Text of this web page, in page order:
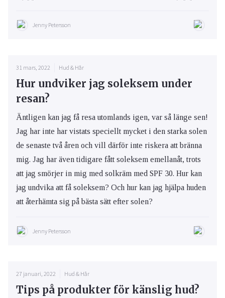
Jenny Petersson
31 mars, 2022 Hud & Hår
Hur undviker jag soleksem under
resan?
Äntligen kan jag få resa utomlands igen, var så länge sen!
Jag har inte har vistats speciellt mycket i den starka solen
de senaste två åren och vill därför inte riskera att bränna
mig. Jag har även tidigare fått soleksem emellanåt, trots
att jag smörjer in mig med solkräm med SPF 30. Hur kan
jag undvika att få soleksem? Och hur kan jag hjälpa huden
att återhämta sig på bästa sätt efter solen?
Jenny Petersson
27 januari, 2022 Hud & Hår
Tips på produkter för känslig hud?